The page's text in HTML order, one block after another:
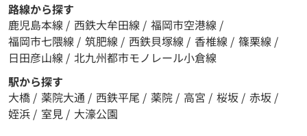
路線から探す
鹿児島本線 / 西鉄大牟田線 / 福岡市空港線 /
福岡市七隈線 / 筑肥線 / 西鉄貝塚線 / 香椎線 / 篠栗線 /
日田彦山線 / 北九州都市モノレール小倉線
駅から探す
大橋 / 薬院大通 / 西鉄平尾 / 薬院 / 高宮 / 桜坂 / 赤坂 /
姪浜 / 室見 / 大濠公園